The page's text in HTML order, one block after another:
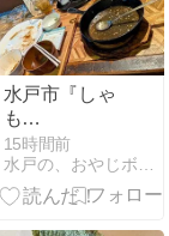
水戸市『しゃ
も
じ』・・・・・・
やけ酒 飲みな
が
15時間前
水戸の、おやじボクサー。素人だって10戦やったぞーっ!!!…